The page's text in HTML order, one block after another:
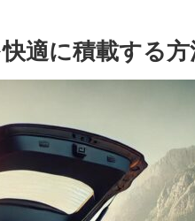
適に積載する